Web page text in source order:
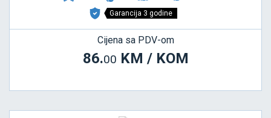
Garancija 3 godine
Cijena sa PDV-om
86.00 KM / KOM